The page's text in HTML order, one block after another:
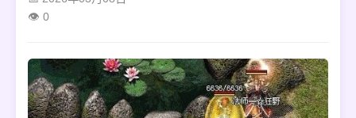
家攻击。 。
0